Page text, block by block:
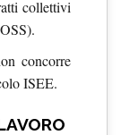
collettivi
concorre
ISEE.